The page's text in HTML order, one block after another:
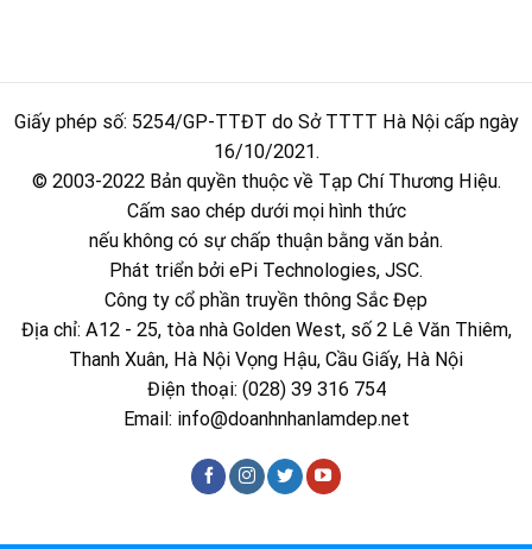
Giấy phép số: 5254/GP-TTĐT do Sở TTTT Hà Nội cấp ngày
16/10/2021.
© 2003-2022 Bản quyền thuộc về Tạp Chí Thương Hiệu.
Cấm sao chép dưới mọi hình thức
nếu không có sự chấp thuận bằng văn bản.
Phát triển bởi ePi Technologies, JSC.
Công ty cổ phần truyền thông Sắc Đẹp
Địa chỉ: A12 - 25, tòa nhà Golden West, số 2 Lê Văn Thiêm,
Thanh Xuân, Hà Nội Vọng Hậu, Cầu Giấy, Hà Nội
Điện thoại: (028) 39 316 754
Email: info@doanhnhanlamdep.net